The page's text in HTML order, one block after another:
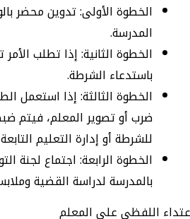
الخطوة الأولى: تدوين محضر
المدرسة.
الخطوة الثانية: إذا تطلب
باستدعاء الشرطة.
الخطوة الثالثة: إذا استعمل
ضرب أو تصوير المعلم، فيتم
للشرطة أو إدارة التعليم
الخطوة الرابعة: اجتماع لجنة
بالمدرسة لدراسة القضية